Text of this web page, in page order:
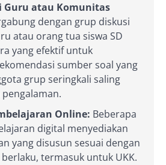
Guru atau Komunitas
dengan grup diskusi
atau orang tua siswa SD
yang efektif untuk
sumber soal yang
grup seringkali saling
Online: Beberapa
digital menyediakan
yang disusun sesuai dengan
termasuk untuk UKK.